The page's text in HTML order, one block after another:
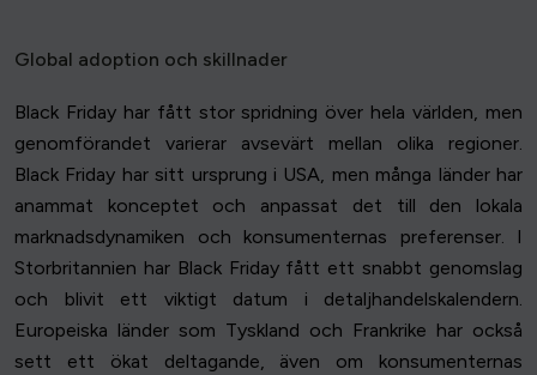
Global adoption och skillnader
Black Friday har fått stor spridning över hela världen, men
genomförandet varierar avsevärt mellan olika regioner.
Black Friday har sitt ursprung i USA, men många länder har
anammat konceptet och anpassat det till den lokala
marknadsdynamiken och konsumenternas preferenser. I
Storbritannien har Black Friday fått ett snabbt genomslag
och blivit ett viktigt datum i detaljhandelskalendern.
Europeiska länder som Tyskland och Frankrike har också
sett ett ökat deltagande, även om konsumenternas